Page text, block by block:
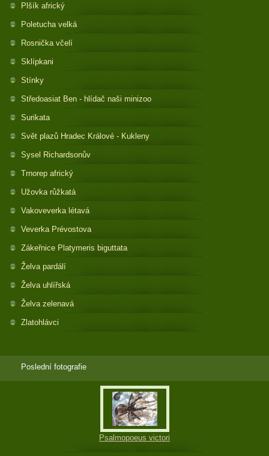
Plšík africký
Poletucha velká
Rosnička včelí
Sklípkani
Stínky
Středoasiat Ben - hlídač naši minizoo
Surikata
Svět plazů Hradec Králové - Kukleny
Sysel Richardsonův
Trnorep africký
Užovka růžkatá
Vakoveverka létavá
Veverka Prévostova
Zákeřnice Platymeris biguttata
Želva pardálí
Želva uhlířská
Želva zelenavá
Zlatohlávci
Poslední fotografie
Psalmopoeus victori